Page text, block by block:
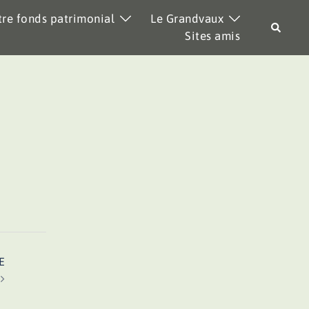
fonds patrimonial
Le Grandvaux
Sites amis